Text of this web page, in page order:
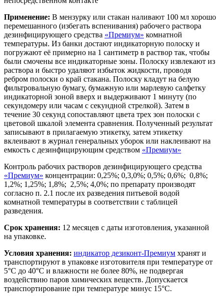
Применение: В мензурку или стакан наливают 100 мл хорошо
перемешанного (избегать вспенивания) рабочего раствора
дезинфицирующего средства «Премиум» комнатной
температуры. Из банки достают индикаторную полоску и
погружают её примерно на 1 сантиметр в раствор так, чтобы
были смочены все индикаторные зоны. Полоску извлекают из
раствора и быстро удаляют избыток жидкости, проводя
ребром полоски о край стакана. Полоску кладут на белую
фильтровальную бумагу, бумажную или марлевую салфетку
индикаторной зоной вверх и выдерживают 1 минуту (по
секундомеру или часам с секундной стрелкой). Затем в
течение 30 секунд сопоставляют цвета трех зон полоски с
цветовой шкалой элемента сравнения. Полученный результат
записывают в прилагаемую этикетку, затем этикетку
вклеивают в журнал генеральных уборок или наклеивают на
емкость с дезинфицирующим средством «Премиум»
Контроль рабочих растворов дезинфицирующего средства
«Премиум» концентрации: 0,25%; 0,3,0%; 0,5%; 0,6%; 0,8%;
1,2%; 1,25%; 1,8%; 2,5%; 4,0%; по препарату производят
согласно п. 2.1 после их разведения питьевой водой
комнатной температуры в соответствии с таблицей
разведения.
Срок хранения: 12 месяцев с даты изготовления, указанной
на упаковке.
Условия хранения: индикатор дезиконт-Премиум хранят и
транспортируют в упаковке изготовителя при температуре от
5°С до 40°С и влажности не более 80%, не подвергая
воздействию паров химических веществ. Допускается
транспортирование при температуре минус 15°С.